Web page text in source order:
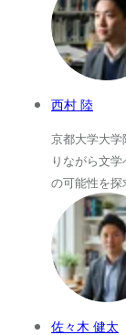
西村 陸
京都大学大
りながら文
の可能性を探
佐々木 健太